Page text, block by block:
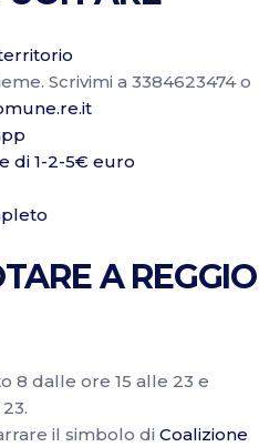
Scrivimi a 3384623474 o
di 1-2-5€ euro
A REGGIO
8 dalle ore 15 alle 23 e
il simbolo di Coalizione